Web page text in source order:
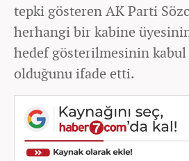
tepki gösteren AK Parti
herhangi bir kabine
hedef gösterilmesinin kabul
olduğunu ifade etti.